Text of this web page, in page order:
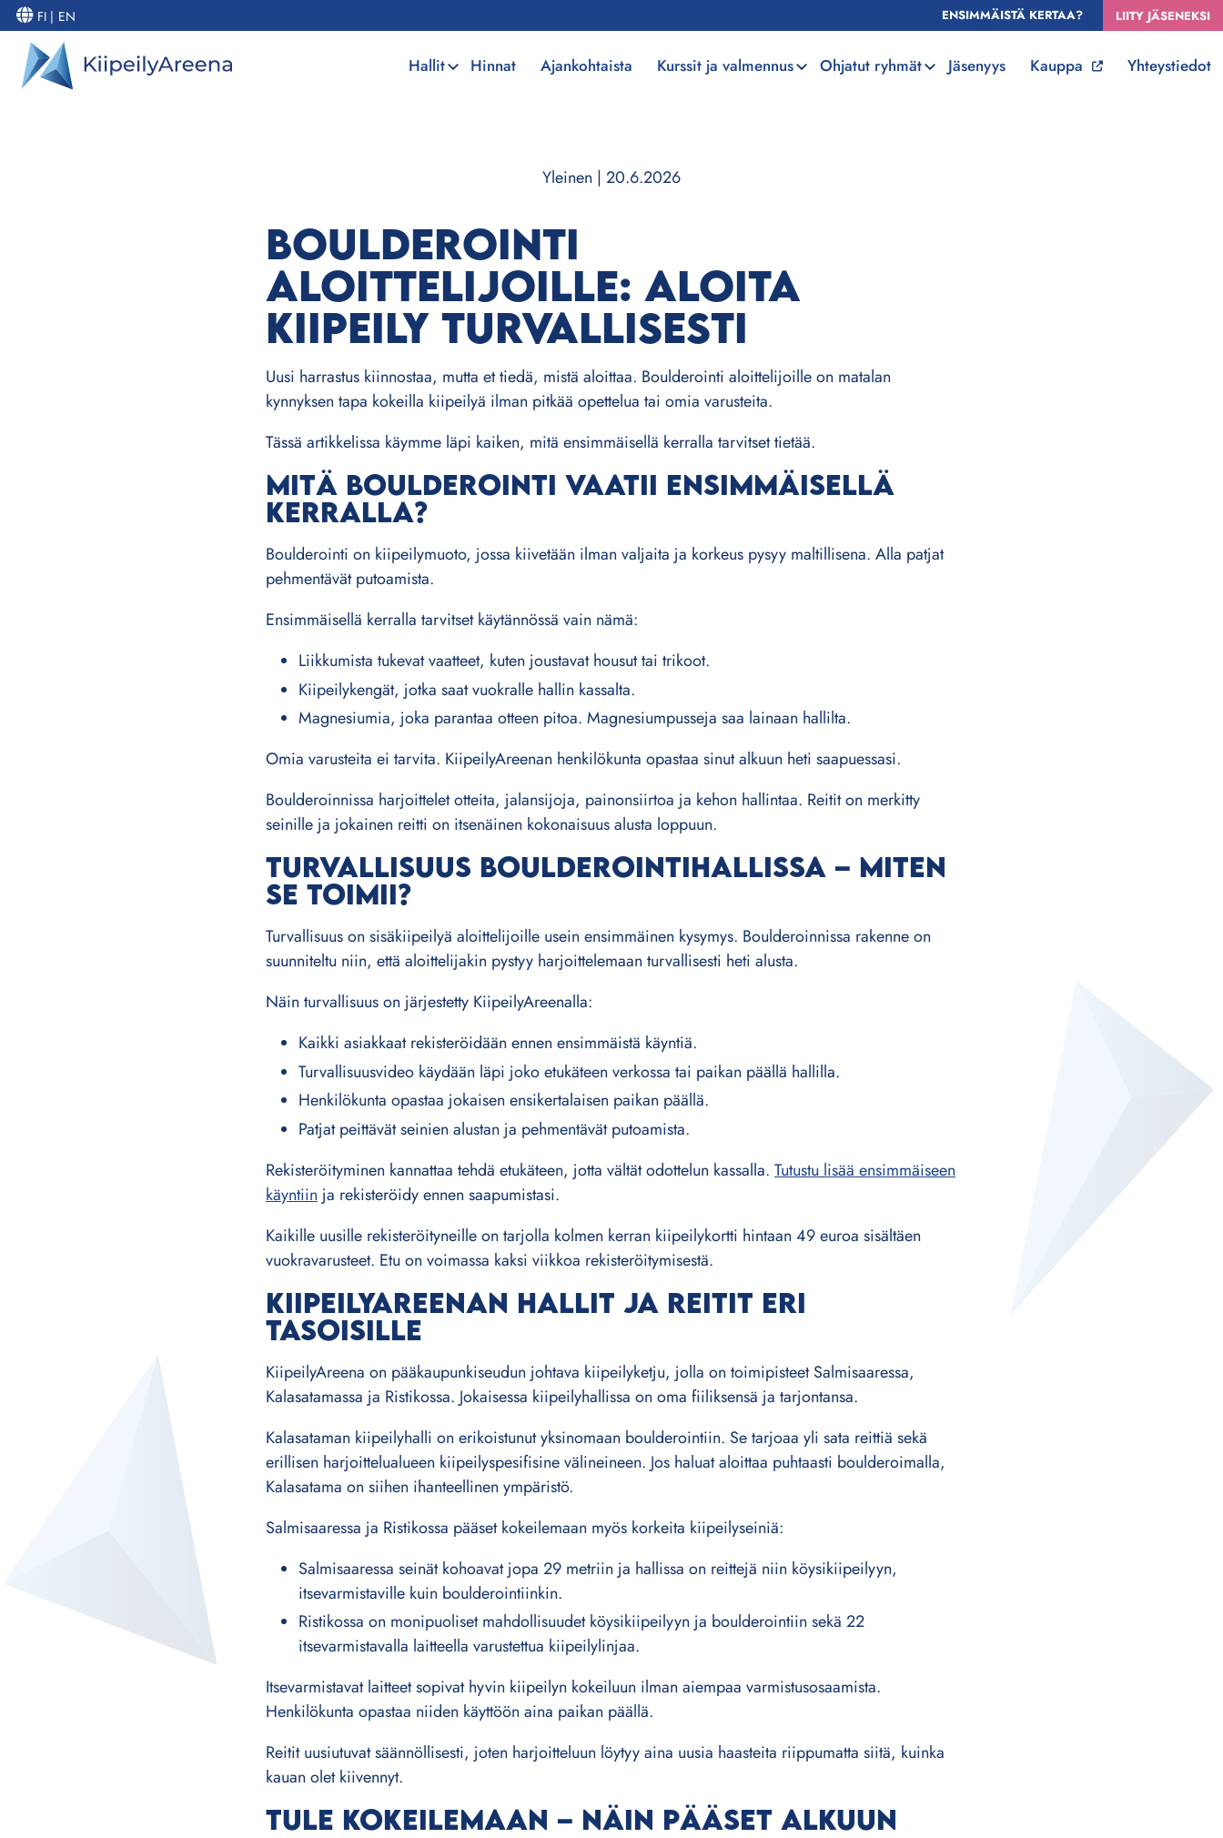
FI | EN ENSIMMÄISTÄ KERTAA? LIITY JÄSENEKSI
Hallit Hinnat Ajankohtaista Kurssit ja valmennus Ohjatut ryhmät Jäsenyys Kauppa Yhteystiedot
Yleinen | 20.6.2026
BOULDEROINTI
ALOITTELIJOILLE: ALOITA
KIIPEILY TURVALLISESTI
Uusi harrastus kiinnostaa, mutta et tiedä, mistä aloittaa. Boulderointi aloittelijoille on matalan
kynnyksen tapa kokeilla kiipeilyä ilman pitkää opettelua tai omia varusteita.
Tässä artikkelissa käymme läpi kaiken, mitä ensimmäisellä kerralla tarvitset tietää.
MITÄ BOULDEROINTI VAATII ENSIMMÄISELLÄ
KERRALLA?
Boulderointi on kiipeilymuoto, jossa kiivetään ilman valjaita ja korkeus pysyy maltillisena. Alla patjat
pehmentävät putoamista.
Ensimmäisellä kerralla tarvitset käytännössä vain nämä:
Liikkumista tukevat vaatteet, kuten joustavat housut tai trikoot.
Kiipeilykengät, jotka saat vuokralle hallin kassalta.
Magnesiumia, joka parantaa otteen pitoa. Magnesiumpusseja saa lainaan hallilta.
Omia varusteita ei tarvita. KiipeilyAreenan henkilökunta opastaa sinut alkuun heti saapuessasi.
Boulderoinnissa harjoittelet otteita, jalansijoja, painonsiirtoa ja kehon hallintaa. Reitit on merkitty
seinille ja jokainen reitti on itsenäinen kokonaisuus alusta loppuun.
TURVALLISUUS BOULDEROINTIHALLISSA – MITEN
SE TOIMII?
Turvallisuus on sisäkiipeilyä aloittelijoille usein ensimmäinen kysymys. Boulderoinnissa rakenne on
suunniteltu niin, että aloittelijakin pystyy harjoittelemaan turvallisesti heti alusta.
Näin turvallisuus on järjestetty KiipeilyAreenalla:
Kaikki asiakkaat rekisteröidään ennen ensimmäistä käyntiä.
Turvallisuusvideo käydään läpi joko etukäteen verkossa tai paikan päällä hallilla.
Henkilökunta opastaa jokaisen ensikertalaisen paikan päällä.
Patjat peittävät seinien alustan ja pehmentävät putoamista.
Rekisteröityminen kannattaa tehdä etukäteen, jotta vältät odottelun kassalla. Tutustu lisää ensimmäiseen
käyntiin ja rekisteröidy ennen saapumistasi.
Kaikille uusille rekisteröityneille on tarjolla kolmen kerran kiipeilykortti hintaan 49 euroa sisältäen
vuokravarusteet. Etu on voimassa kaksi viikkoa rekisteröitymisestä.
KIIPEILYAREENAN HALLIT JA REITIT ERI
TASOISILLE
KiipeilyAreena on pääkaupunkiseudun johtava kiipeilyketju, jolla on toimipisteet Salmisaaressa,
Kalasatamassa ja Ristikossa. Jokaisessa kiipeilyhallissa on oma fiiliksensä ja tarjontansa.
Kalasataman kiipeilyhalli on erikoistunut yksinomaan boulderointiin. Se tarjoaa yli sata reittiä sekä
erillisen harjoittelualueen kiipeilyspesifisine välineineen. Jos haluat aloittaa puhtaasti boulderoimalla,
Kalasatama on siihen ihanteellinen ympäristö.
Salmisaaressa ja Ristikossa pääset kokeilemaan myös korkeita kiipeilyseiniä:
Salmisaaressa seinät kohoavat jopa 29 metriin ja hallissa on reittejä niin köysikiipeilyyn,
itsevarmistaville kuin boulderointiinkin.
Ristikossa on monipuoliset mahdollisuudet köysikiipeilyyn ja boulderointiin sekä 22
itsevarmistavalla laitteella varustettua kiipeilylinjaa.
Itsevarmistavat laitteet sopivat hyvin kiipeilyn kokeiluun ilman aiempaa varmistusosaamista.
Henkilökunta opastaa niiden käyttöön aina paikan päällä.
Reitit uusiutuvat säännöllisesti, joten harjoitteluun löytyy aina uusia haasteita riippumatta siitä, kuinka
kauan olet kiivennyt.
TULE KOKEILEMAAN – NÄIN PÄÄSET ALKUUN